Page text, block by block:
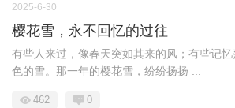
2025-6-30
樱花雪，永不回忆的过往
有些人来过，像春天突如其来的风；有些记
色的雪。那一年的樱花雪，纷纷扬扬 ...
462 0